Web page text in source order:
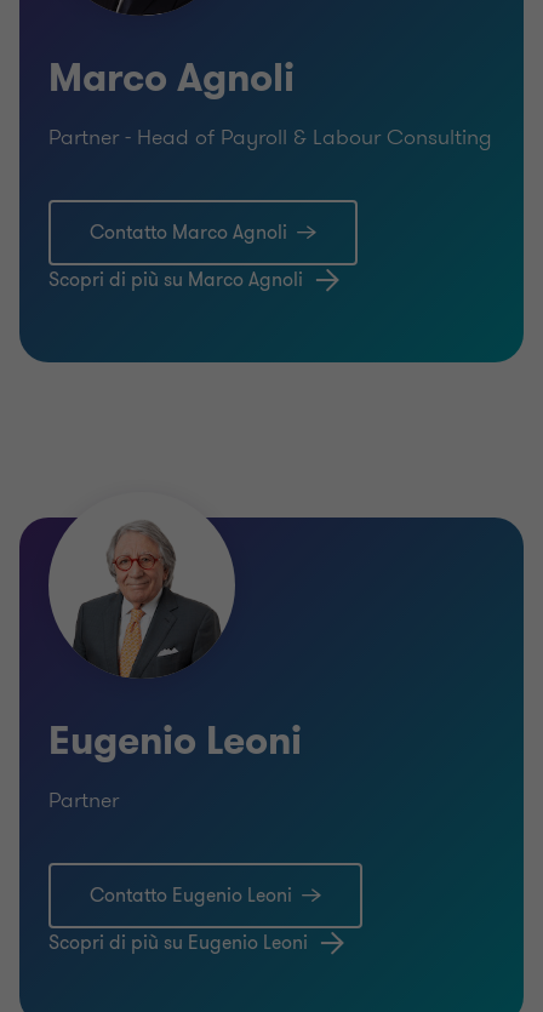
Marco Agnoli
Partner - Head of Payroll & Labour Consulting
Contatto Marco Agnoli
Scopri di più su Marco Agnoli
Eugenio Leoni
Partner
Contatto Eugenio Leoni
Scopri di più su Eugenio Leoni